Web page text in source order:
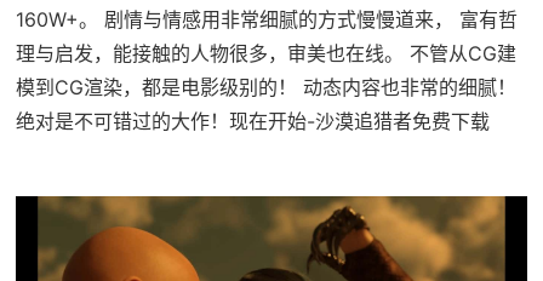
160W+。 剧情与情感用非常细腻的方式慢慢道来， 富有哲
理与启发，能接触的人物很多，审美也在线。 不管从CG建
模到CG渲染，都是电影级别的！ 动态内容也非常的细腻！
绝对是不可错过的大作！现在开始-沙漠追猎者免费下载